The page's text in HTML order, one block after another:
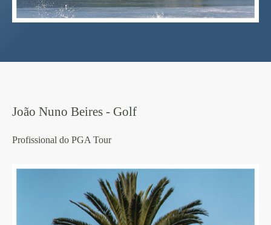
João Nuno Beires - Golf
Profissional do PGA Tour